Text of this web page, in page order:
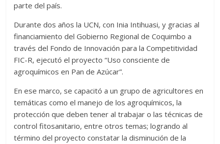
parte del país.
Durante dos años la UCN, con Inia Intihuasi, y gracias al
financiamiento del Gobierno Regional de Coquimbo a
través del Fondo de Innovación para la Competitividad
FIC-R, ejecutó el proyecto “Uso consciente de
agroquímicos en Pan de Azúcar”.
En ese marco, se capacitó a un grupo de agricultores en
temáticas como el manejo de los agroquímicos, la
protección que deben tener al trabajar o las técnicas de
control fitosanitario, entre otros temas; logrando al
término del proyecto constatar la disminución de la